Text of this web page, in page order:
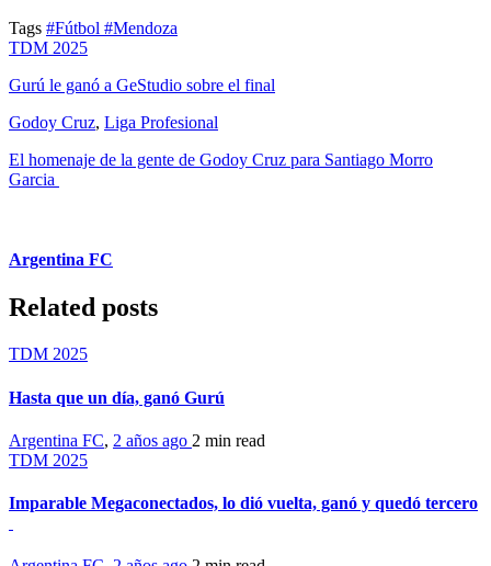
Tags #Fútbol #Mendoza
TDM 2025
Gurú le ganó a GeStudio sobre el final
Godoy Cruz, Liga Profesional
El homenaje de la gente de Godoy Cruz para Santiago Morro
Garcia
Argentina FC
Related posts
TDM 2025
Hasta que un día, ganó Gurú
Argentina FC, 2 años ago 2 min read
TDM 2025
Imparable Megaconectados, lo dió vuelta, ganó y quedó tercero